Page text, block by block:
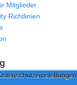
Mitglieder
Richtlinien